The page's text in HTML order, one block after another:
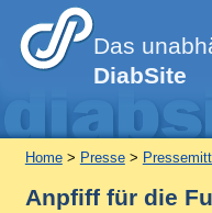
Das
DiabSite
Home> Presse>
Anpfiff für die